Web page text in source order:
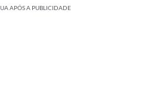
APÓS A PUBLICIDADE